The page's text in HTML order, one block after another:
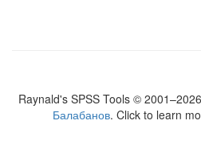
Raynald's SPSS Tools ©
Балабанов. Click to learn